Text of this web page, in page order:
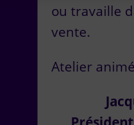
ou travaille
vente.
Atelier